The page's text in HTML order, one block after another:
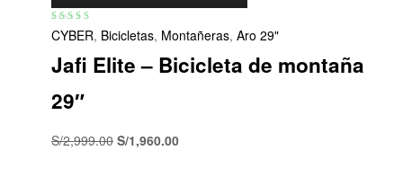
Valorado con
CYBER, Bicicletas, Montañeras, Aro 29"
Jafi Elite – Bicicleta de montaña
29″
S/2,999.00 S/1,960.00